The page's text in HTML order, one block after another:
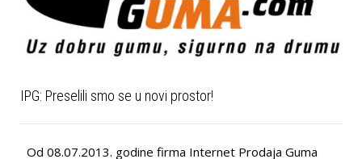
IPG: Preselili smo se u novi prostor!
Od 08.07.2013. godine firma Internet Prodaja Guma